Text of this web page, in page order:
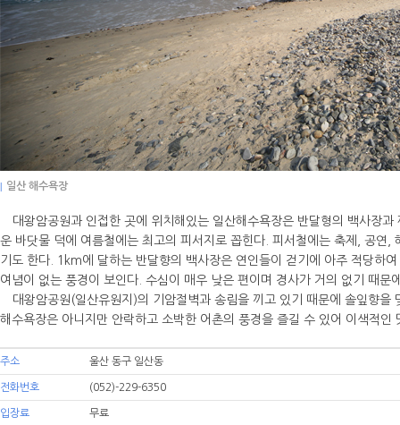
| 일산 해수욕장
대왕암공원과 인접한 곳에 위치해있는 일산해수욕장은 반달형의 백사장
운 바닷물 덕에 여름철에는 최고의 피서지로 꼽힌다. 피서철에는 축제, 공연,
기도 한다. 1km에 달하는 반달향의 백사장은 연인들이 걷기에 아주 적당하
여념이 없는 풍경이 보인다. 수심이 매우 낮은 편이며 경사가 거의 없기 때문
대왕암공원(일산유원지)의 기암절벽과 송림을 끼고 있기 때문에 솔잎향을
해수욕장은 아니지만 안락하고 소박한 어촌의 풍경을 즐길 수 있어 이색적인
주소 울산 동구 일산동
전화번호 (052)-229-6350
입장료 무료